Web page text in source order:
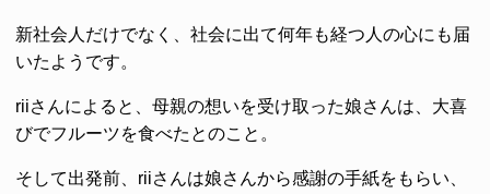
新社会人だけでなく、社会に出て何年も経つ人の心にも届
いたようです。
riiさんによると、母親の想いを受け取った娘さんは、大喜
びでフルーツを食べたとのこと。
そして出発前、riiさんは娘さんから感謝の手紙をもらい、